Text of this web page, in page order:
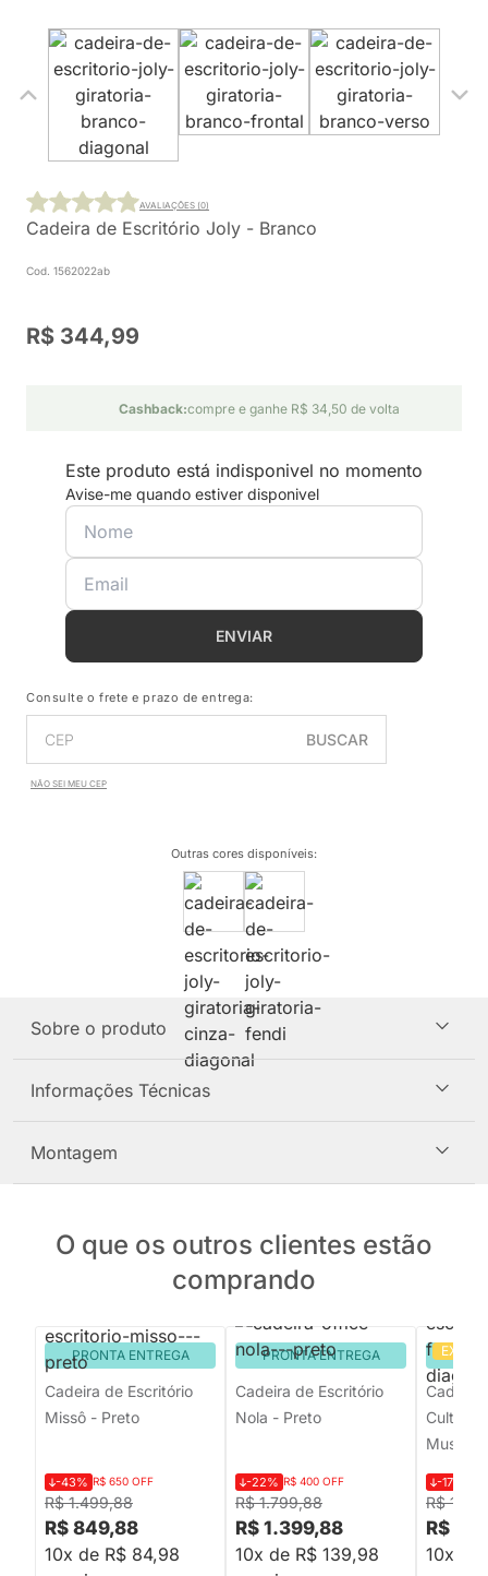
Cadeira de Escritório Joly - Branco
Cod. 1562022ab
AVALIAÇÕES (0)
R$ 344,99
Cashback:compre e ganhe R$ 34,50 de volta
Este produto está indisponivel no momento
Avise-me quando estiver disponivel
ENVIAR
Consulte o frete e prazo de entrega:
BUSCAR
NÃO SEI MEU CEP
Outras cores disponíveis:
Sobre o produto
Informações Técnicas
Montagem
O que os outros clientes estão
comprando
PRONTA ENTREGA
Cadeira de Escritório
Missô - Preto
R$ 1.499,88
-43% R$ 650 OFF
R$ 849,88
10x de R$ 84,98
PRONTA ENTREGA
Cadeira de Escritório
Nola - Preto
R$ 1.799,88
-22% R$ 400 OFF
R$ 1.399,88
10x de R$ 139,98
Cadeira
Cult –
Musgo
R$
-17%
R$
10x de